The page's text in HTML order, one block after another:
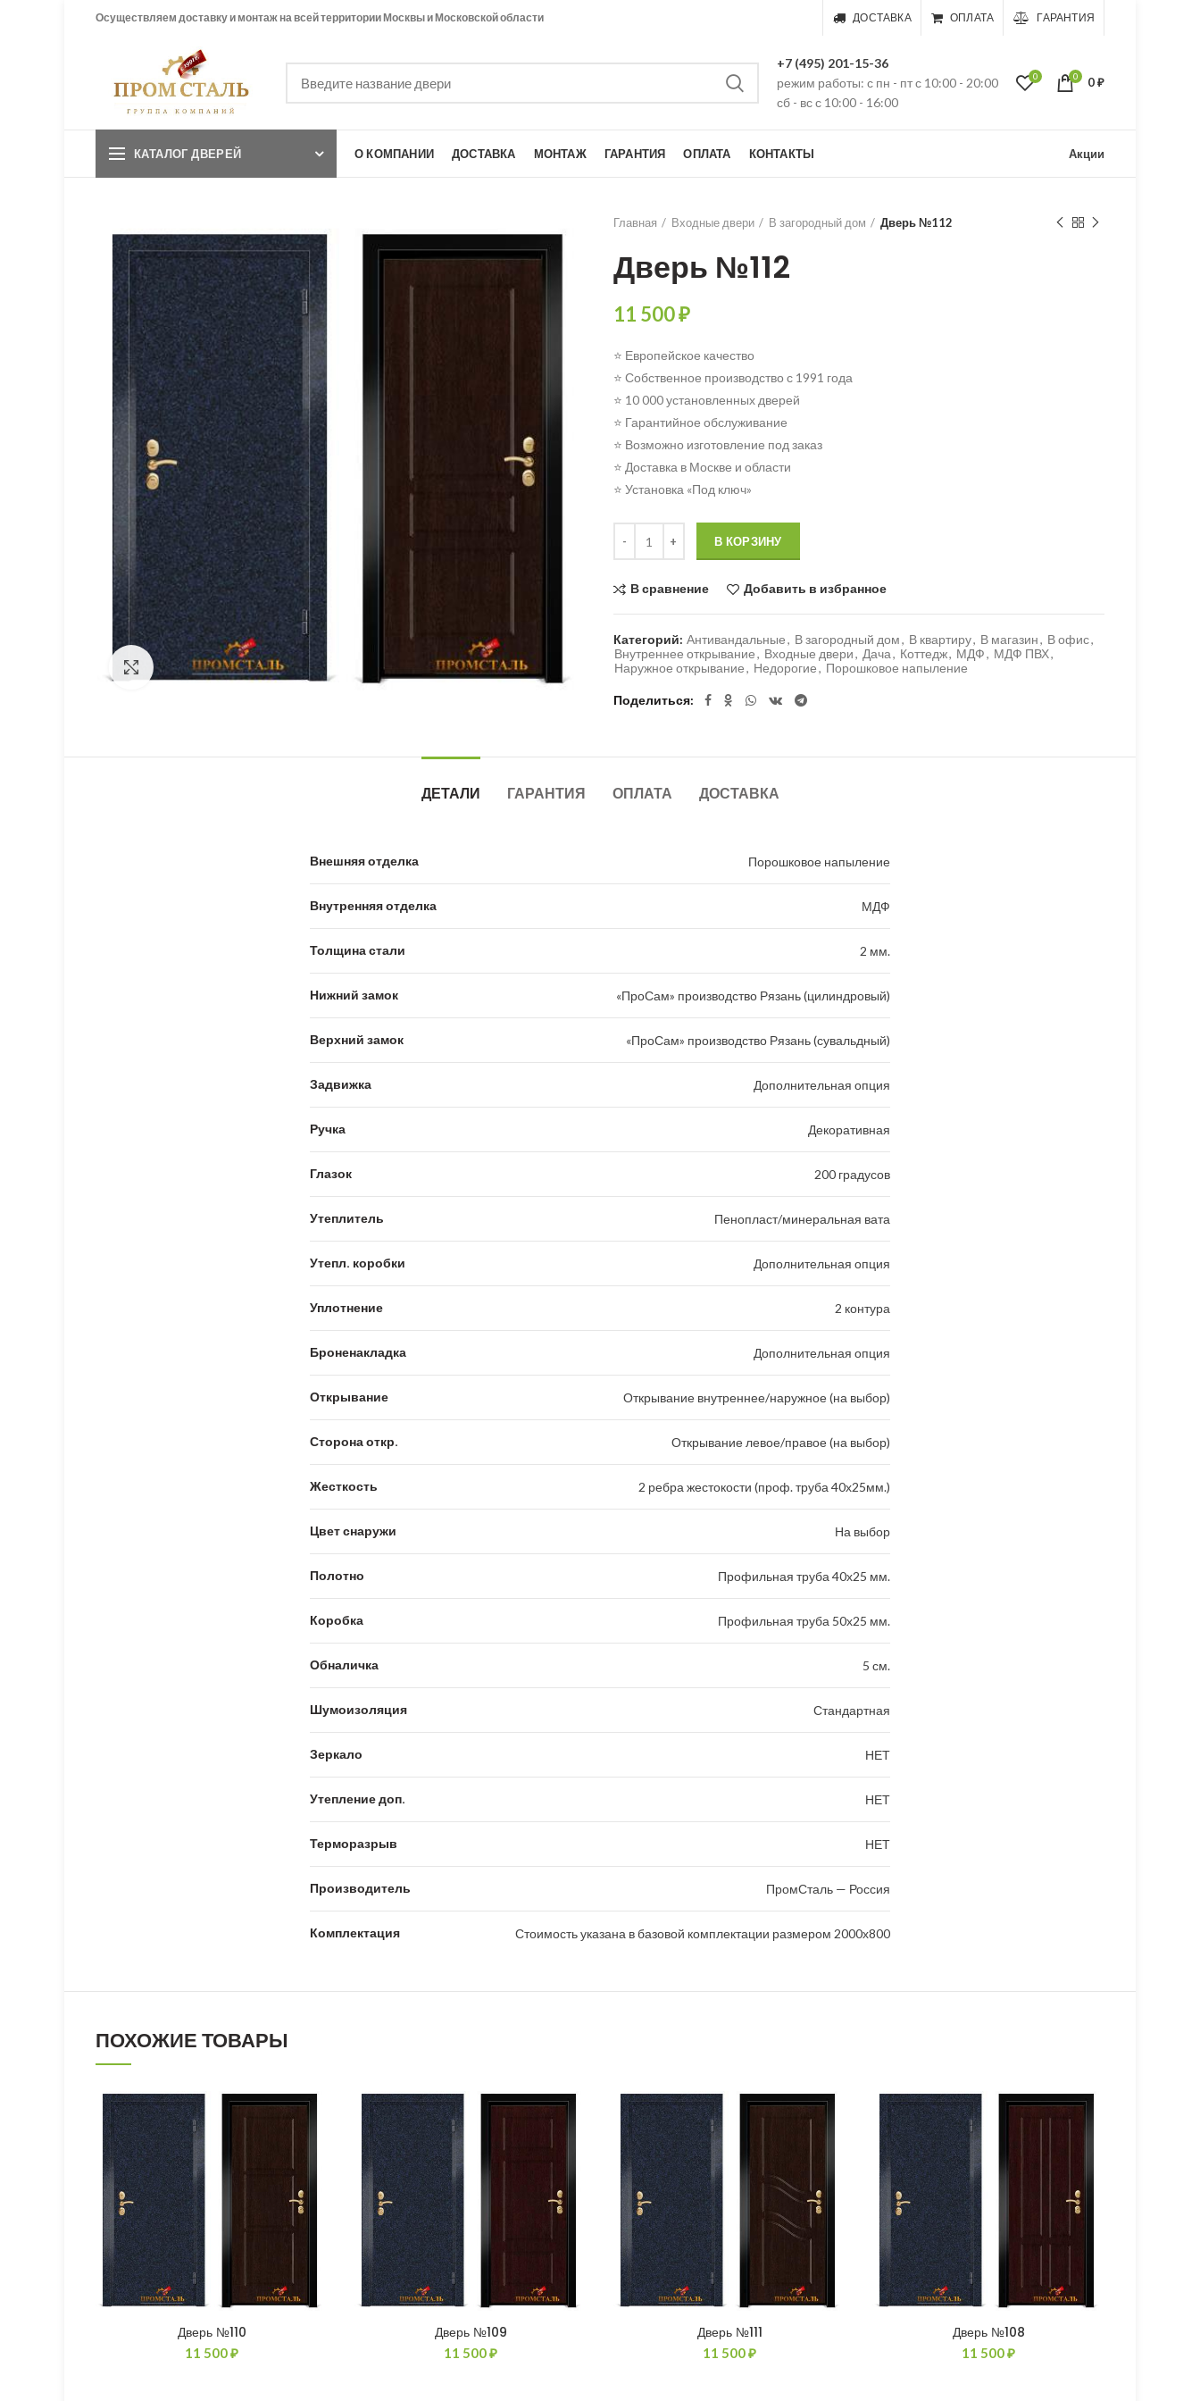
Осуществляем доставку и монтаж на всей территории Москвы и Московской области ДОСТАВКА ОПЛАТА ГАРАНТИЯ
+7 (495) 201-15-36
режим работы: с пн - пт с 10:00 - 20:00
сб - вс с 10:00 - 16:00
0 0 0₽
КАТАЛОГ ДВЕРЕЙ О КОМПАНИИ ДОСТАВКА МОНТАЖ ГАРАНТИЯ ОПЛАТА КОНТАКТЫ Акции
Click to enlarge
Главная Входные двери В загородный дом Дверь №112
Дверь №112
11 500₽
⭐ Европейское качество
⭐ Собственное производство с 1991 года
⭐ 10 000 установленных дверей
⭐ Гарантийное обслуживание
⭐ Возможно изготовление под заказ
⭐ Доставка в Москве и области
⭐ Установка «Под ключ»
В КОРЗИНУ
В сравнение Добавить в избранное
Категорий: Антивандальные, В загородный дом, В квартиру, В магазин, В офис,
Внутреннее открывание, Входные двери, Дача, Коттедж, МДФ, МДФ ПВХ,
Наружное открывание, Недорогие, Порошковое напыление
Поделиться
ДЕТАЛИ ГАРАНТИЯ ОПЛАТА ДОСТАВКА
Внешняя отделка Порошковое напыление
Внутренняя отделка МДФ
Толщина стали 2 мм.
Нижний замок «ПроСам» производство Рязань (цилиндровый)
Верхний замок «ПроСам» производство Рязань (сувальдный)
Задвижка Дополнительная опция
Ручка Декоративная
Глазок 200 градусов
Утеплитель Пенопласт/минеральная вата
Утепл. коробки Дополнительная опция
Уплотнение 2 контура
Броненакладка Дополнительная опция
Открывание Открывание внутреннее/наружное (на выбор)
Сторона откр. Открывание левое/правое (на выбор)
Жесткость 2 ребра жестокости (проф. труба 40х25мм.)
Цвет снаружи На выбор
Полотно Профильная труба 40х25 мм.
Коробка Профильная труба 50х25 мм.
Обналичка 5 см.
Шумоизоляция Стандартная
Зеркало НЕТ
Утепление доп. НЕТ
Терморазрыв НЕТ
Производитель ПромСталь — Россия
Комплектация Стоимость указана в базовой комплектации размером 2000х800
ПОХОЖИЕ ТОВАРЫ
Дверь №110
11 500₽
Дверь №109
11 500₽
Дверь №111
11 500₽
Дверь №108
11 500₽